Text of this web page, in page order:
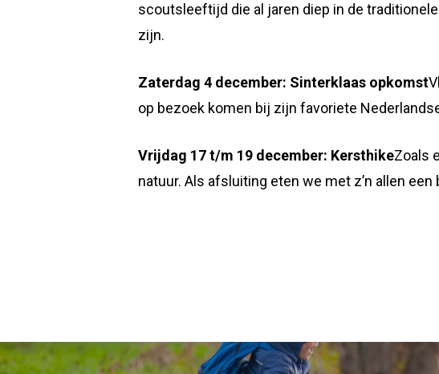
scoutsleeftijd die al jaren diep in de
zijn.
Zaterdag 4 december: Sinterklaas opkomst
op bezoek komen bij zijn favoriete
Vrijdag 17 t/m 19 december: KersthikeZoals
natuur. Als afsluiting eten we met z’n allen